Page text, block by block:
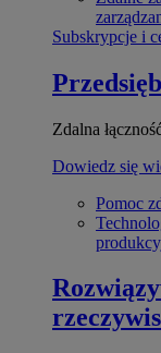
Subskrypcje i
Zdalna
Dowiedz się
Pomoc